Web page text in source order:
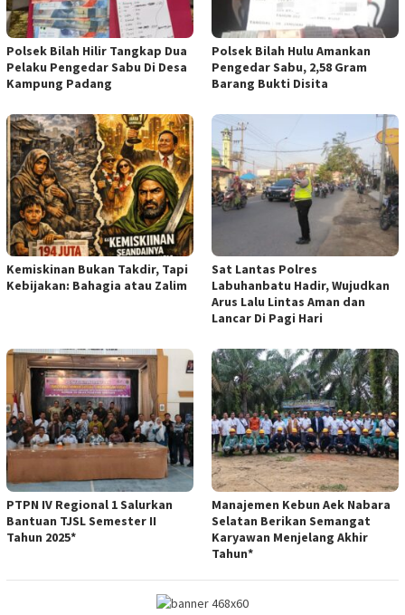
Polsek Bilah Hilir Tangkap Dua
Pelaku Pengedar Sabu Di Desa
Kampung Padang
Polsek Bilah Hulu Amankan
Pengedar Sabu, 2,58 Gram
Barang Bukti Disita
Kemiskinan Bukan Takdir, Tapi
Kebijakan: Bahagia atau Zalim
Sat Lantas Polres
Labuhanbatu Hadir, Wujudkan
Arus Lalu Lintas Aman dan
Lancar Di Pagi Hari
PTPN IV Regional 1 Salurkan
Bantuan TJSL Semester II
Tahun 2025*
Manajemen Kebun Aek Nabara
Selatan Berikan Semangat
Karyawan Menjelang Akhir
Tahun*